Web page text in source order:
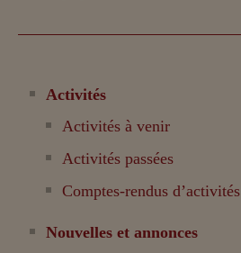
Activités
Activités à venir
Activités passées
Comptes-rendus d’activités
Nouvelles et annonces